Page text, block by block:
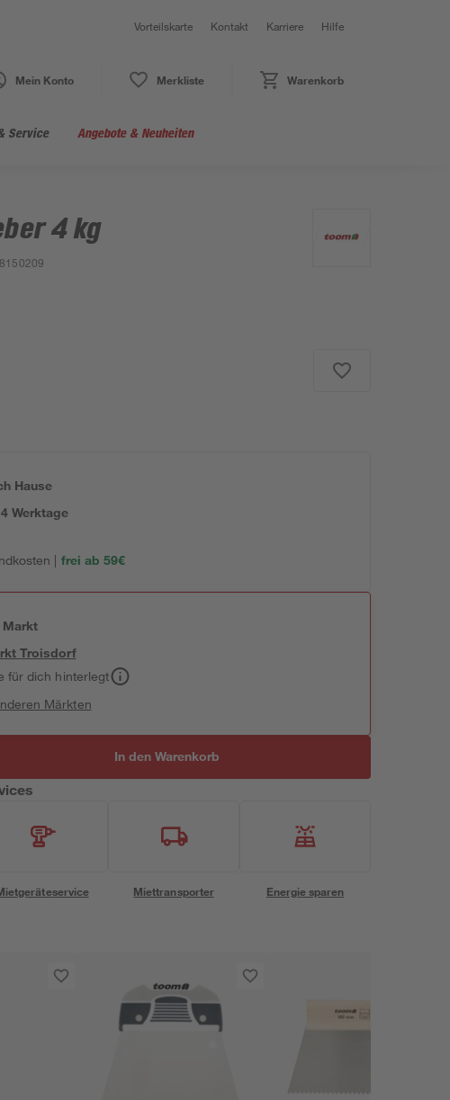
Vorteilskarte Kontakt Karriere Hilfe
Mein Konto Merkliste Warenkorb
Service Angebote & Neuheiten
4 kg
8150209
Hause
Werktage
| frei ab 59€
Troisdorf
für dich hinterlegt
Märkten
In den Warenkorb
Miettransporter Energie sparen